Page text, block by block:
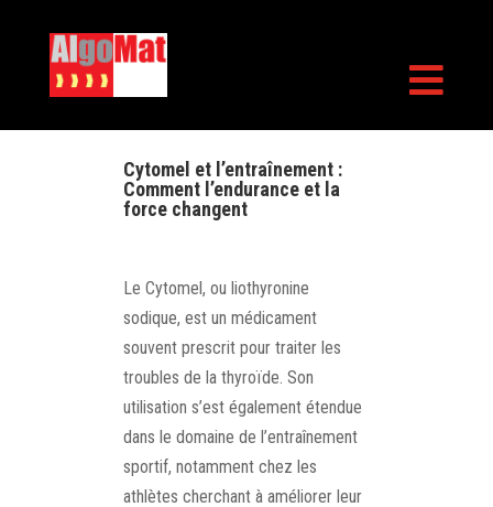

Cytomel et l’entraînement :
Comment l’endurance et la
force changent
Le Cytomel, ou liothyronine
sodique, est un médicament
souvent prescrit pour traiter les
troubles de la thyroïde. Son
utilisation s’est également étendue
dans le domaine de l’entraînement
sportif, notamment chez les
athlètes cherchant à améliorer leur